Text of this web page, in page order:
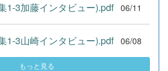
1-3加藤インタビュー).pdf 06/11
1-3山崎インタビュー).pdf 06/08
もっと見る